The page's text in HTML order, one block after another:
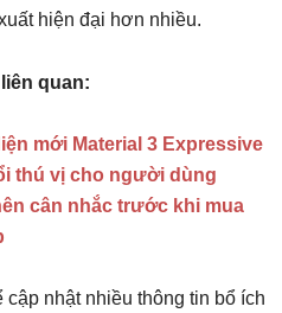
hiện đại hơn nhiều.
quan:
mới Material 3 Expressive
thú vị cho người dùng
cân nhắc trước khi mua
nhật nhiều thông tin bổ ích